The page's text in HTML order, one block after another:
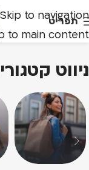
Skip to navigation
to main content
תפריט
ניווט